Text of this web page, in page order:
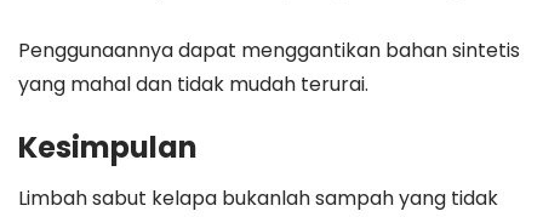
Penggunaannya dapat menggantikan bahan sintetis
yang mahal dan tidak mudah terurai.
Kesimpulan
Limbah sabut kelapa bukanlah sampah yang tidak